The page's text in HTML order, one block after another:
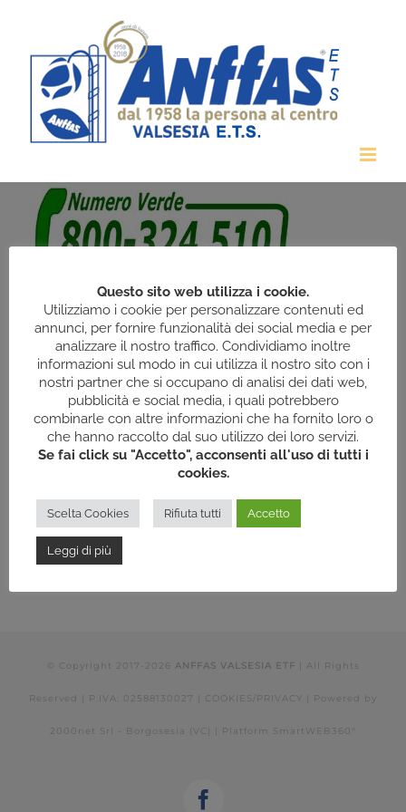
contenuto
© Copyright 2017- 2026 ANFFAS VALSESIA ETF | All Rights
Reserved | P.IVA: 02588130027 | COOKIES/PRIVACY | Powered by
2000net Srl - Borgosesia (VC) | Platform SmartWEB360°
Questo sito web utilizza i cookie.
Utilizziamo i cookie per personalizzare contenuti ed
annunci, per fornire funzionalità dei social media e per
analizzare il nostro traffico. Condividiamo inoltre
informazioni sul modo in cui utilizza il nostro sito con i
nostri partner che si occupano di analisi dei dati web,
pubblicità e social media, i quali potrebbero
combinarle con altre informazioni che ha fornito loro o
che hanno raccolto dal suo utilizzo dei loro servizi.
Se fai click su "Accetto", acconsenti all'uso di tutti i
cookies.
Scelta Cookies Rifiuta tutti Accetto
Leggi di più